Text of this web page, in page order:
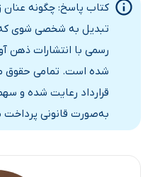
کتاب پاسخ: چگونه عنان
تبدیل به شخصی شوی که
رسمی با انتشارات ذهن
شده است. تمامی حقوق
قرارداد رعایت شده و
به‌صورت قانونی